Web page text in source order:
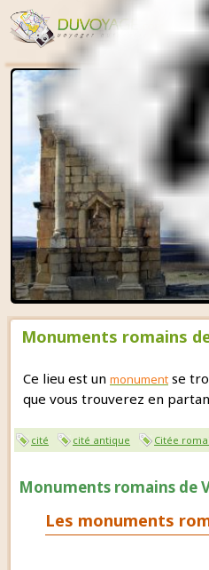
Monuments romains
Ce lieu est un monument se
que vous trouverez en
cité cité antique Citée
Monuments romains de
Les monuments